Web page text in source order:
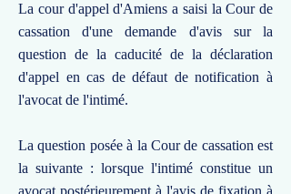
La cour d'appel d'Amiens a saisi la Cour de
cassation d'une demande d'avis sur la
question de la caducité de la déclaration
d'appel en cas de défaut de notification à
l'avocat de l'intimé.
La question posée à la Cour de cassation est
la suivante : lorsque l'intimé constitue un
avocat postérieurement à l'avis de fixation à